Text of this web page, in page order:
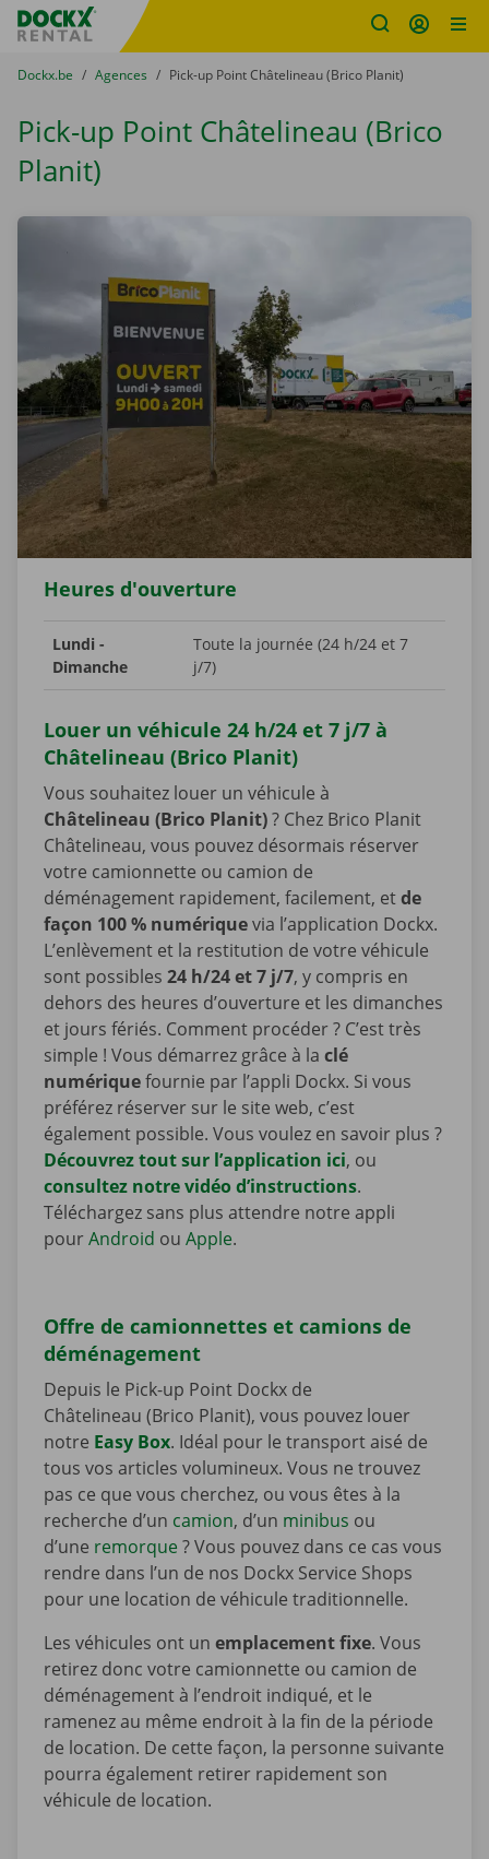
sitename
You are here:
du
Dockx.be to
Agences to
Pick-up Point Châtelineau (Brico Planit)
Pick-up Point Châtelineau (Brico
Planit)
Heures d'ouverture
Lundi -
Dimanche
Toute la journée (24 h/24 et 7
j/7)
Louer un véhicule 24 h/24 et 7 j/7 à
Châtelineau (Brico Planit)
Vous souhaitez louer un véhicule à
Châtelineau (Brico Planit)? Chez Brico Planit
Châtelineau, vous pouvez désormais réserver
votre camionnette ou camion de
déménagement rapidement, facilement, etde
façon 100 % numériquevia l’application Dockx.
L’enlèvement et la restitution de votre véhicule
sont possibles 24 h/24 et 7 j/7, y compris en
dehors des heures d’ouverture et les dimanches
et jours fériés. Comment procéder ? C’est très
simple ! Vous démarrez grâce à la clé
numériquefournie par l’appli Dockx. Si vous
préférez réserver sur le site web, c’est
également possible. Vous voulez en savoir plus ?
Découvrez tout sur l’application ici, ou
consultez notre vidéo d’instructions.
Téléchargez sans plus attendre notre appli
pourAndroid ou Apple.
Offre de camionnettes et camions de
déménagement
Depuis le Pick-up Point Dockx de
Châtelineau (Brico Planit), vous pouvez louer
notre Easy Box. Idéal pour le transport aisé de
tous vos articles volumineux. Vous ne trouvez
pas ce que vous cherchez, ou vous êtes à la
recherche d’un camion, d’un minibus ou
d’une remorque ? Vous pouvez dans ce cas vous
rendre dans l’un de nos Dockx Service Shops
pour une location de véhicule traditionnelle.
Les véhicules ont un emplacement fixe. Vous
retirez donc votre camionnette ou camion de
déménagement à l’endroit indiqué, et le
ramenez au même endroit à la fin de la période
de location. De cette façon, la personne suivante
pourra également retirer rapidement son
véhicule de location.